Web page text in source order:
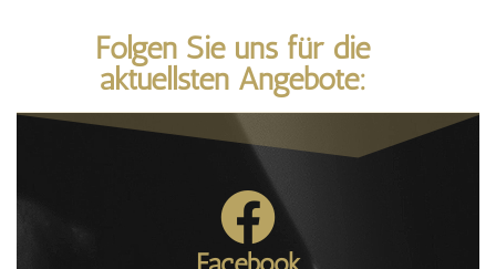
Folgen Sie uns für die
aktuellsten Angebote: